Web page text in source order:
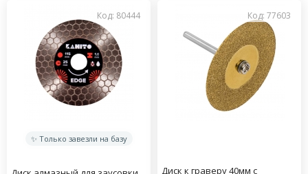
Код: 80444
✨ Только завезли на базу
Код: 77603
Диск к граверу 40мм с